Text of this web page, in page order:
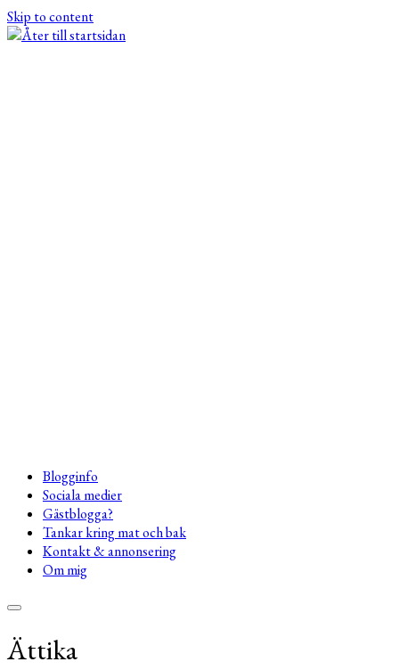
Skip to content
Blogginfo
Sociala medier
Gästblogga?
Tankar kring mat och bak
Kontakt & annonsering
Om mig
Ättika